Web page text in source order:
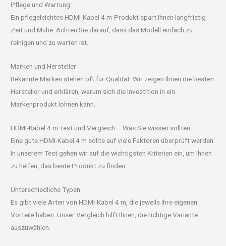
Pflege und Wartung
Ein pflegeleichtes HDMI-Kabel 4 m-Produkt spart Ihnen langfristig
Zeit und Mühe. Achten Sie darauf, dass das Modell einfach zu
reinigen und zu warten ist.
Marken und Hersteller
Bekannte Marken stehen oft für Qualität. Wir zeigen Ihnen die besten
Hersteller und erklären, warum sich die Investition in ein
Markenprodukt lohnen kann.
HDMI-Kabel 4 m Test und Vergleich – Was Sie wissen sollten
Eine gute HDMI-Kabel 4 m sollte auf viele Faktoren überprüft werden.
In unserem Test gehen wir auf die wichtigsten Kriterien ein, um Ihnen
zu helfen, das beste Produkt zu finden.
Unterschiedliche Typen
Es gibt viele Arten von HDMI-Kabel 4 m, die jeweils ihre eigenen
Vorteile haben. Unser Vergleich hilft Ihnen, die richtige Variante
auszuwählen.